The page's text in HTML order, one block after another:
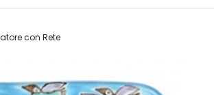
con Rete